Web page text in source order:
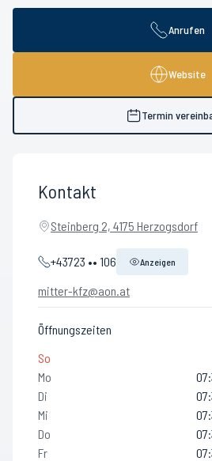
Anrufen
Website
Termin
Kontakt
Steinberg 2, 4175 Herzogsdorf
+43723 •• 106 Anzeigen
mitter-kfz@aon.at
Öffnungszeiten
So
Mo
Di
Mi
Do
Fr